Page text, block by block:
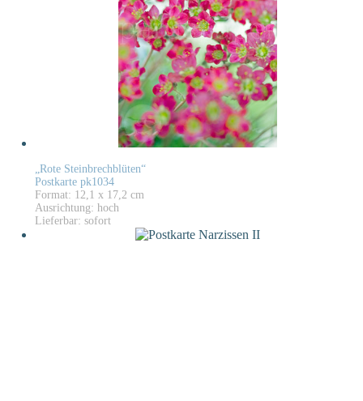
„Rote Steinbrechblüten“
Postkarte pk1034
Format: 12,1 x 17,2 cm
Ausrichtung: hoch
Lieferbar: sofort